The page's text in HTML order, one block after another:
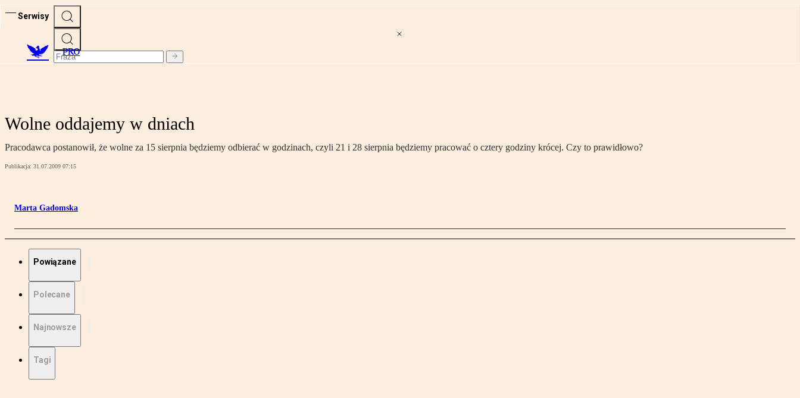
Serwisy
PRO
Wolne oddajemy w dniach
Pracodawca postanowił, że wolne za 15 sierpnia będziemy odbierać w godzinach, czyli 21 i 28 sierpnia będziemy pracować o cztery godziny krócej. Czy to prawidłowo?
Publikacja: 31.07.2009 07:15
Marta Gadomska
Powiązane
Polecane
Najnowsze
Tagi